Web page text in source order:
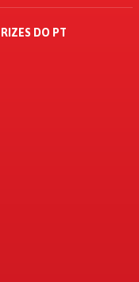
DO PT